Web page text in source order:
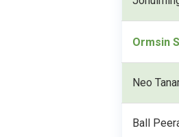
Ormsin
Neo
Ball